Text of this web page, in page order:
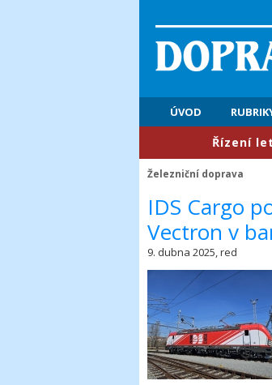
ÚVOD
​Řízení
Železniční doprava
​IDS Cargo
Vectron v
9. dubna 2025, red